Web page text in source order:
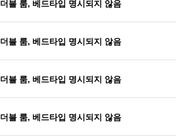
더블 룸, 베드타입 명시되지 않음
더블 룸, 베드타입 명시되지 않음
더블 룸, 베드타입 명시되지 않음
더블 룸, 베드타입 명시되지 않음